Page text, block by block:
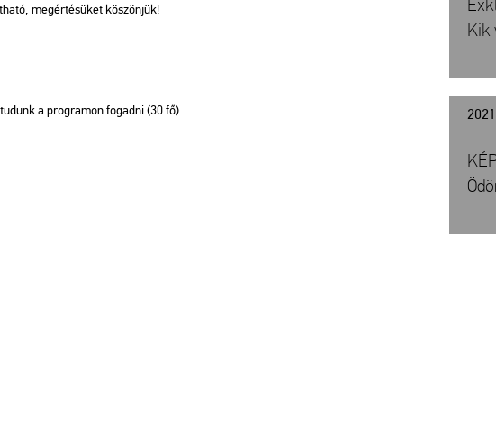
meg­ér­té­sü­ket kö­szön­jük!
a prog­ra­mon fo­gad­ni (30 fő)
Kik